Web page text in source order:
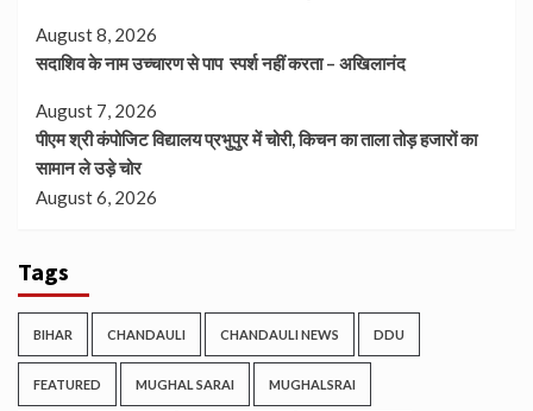
August 8, 2026
सदाशिव के नाम उच्चारण से पाप स्पर्श नहीं करता – अखिलानंद
August 7, 2026
पीएम श्री कंपोजिट विद्यालय प्रभुपुर में चोरी, किचन का ताला तोड़ हजारों का
सामान ले उड़े चोर
August 6, 2026
Tags
BIHAR CHANDAULI CHANDAULI NEWS DDU
FEATURED MUGHAL SARAI MUGHALSRAI